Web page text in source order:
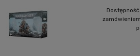
Dostępność: